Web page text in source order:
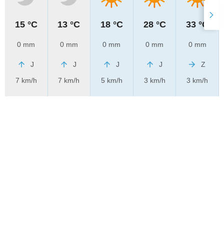
15 °C
0 mm
J
7 km/h
13 °C
0 mm
J
7 km/h
18 °C
0 mm
J
5 km/h
28 °C
0 mm
J
3 km/h
33 °C
0 mm
Z
3 km/h